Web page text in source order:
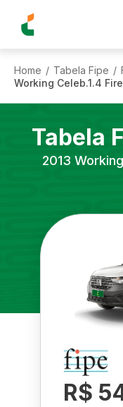
Home / Tabela Fipe /
Working Celeb.1.4
Tabela
2013
R$